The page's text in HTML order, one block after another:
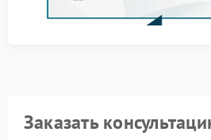
Качественный сервис Ippon
Оптимальным решением станет
Заказать